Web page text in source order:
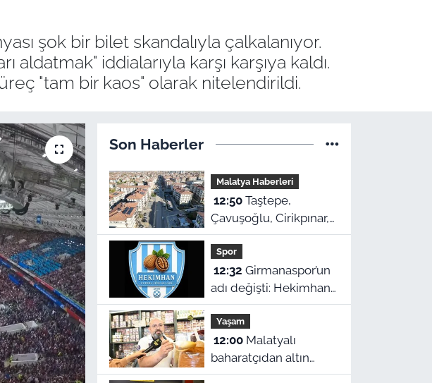
şok bir bilet skandalıyla çalkalanıyor.
aldatmak" iddialarıyla karşı karşıya kaldı.
"tam bir kaos" olarak nitelendirildi.
Son Haberler
Malatya Haberleri
12:50Taştepe,
Çavuşoğlu, Cirikpınar,
Çöşnük ve Selçuklu’da
konut teslimi için
takvim açıklandı!
Spor
12:32
adı değişti: Hekimhan
Futbol Spor Kulübü
geliyor
Yaşam
12:00Malatyalı
baharatçıdan altın
tavsiyeler: "Zencefilde